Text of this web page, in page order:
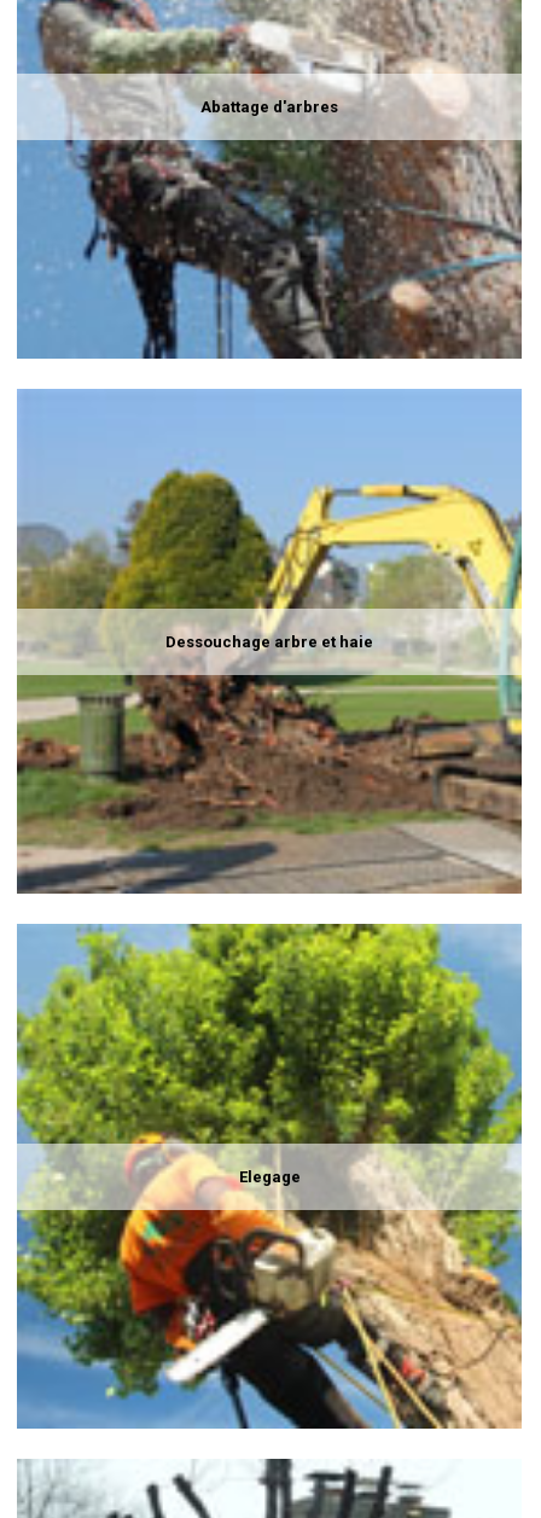
Abattage d'arbres
Dessouchage arbre et haie
Elegage